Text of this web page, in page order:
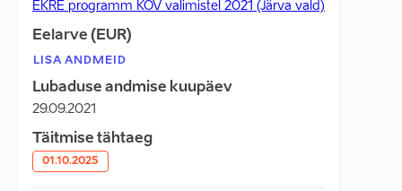
EKRE programm KOV valimistel 2021 (Järva vald)
Eelarve (EUR)
LISA ANDMEID
Lubaduse andmise kuupäev
29.09.2021
Täitmise tähtaeg
01.10.2025